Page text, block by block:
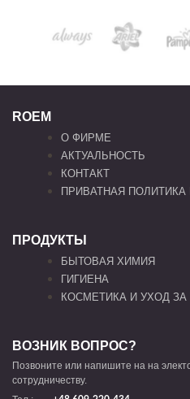
ROEM
О ФИРМЕ
АКТУАЛЬНОСТЬ
КОНТАКТ
ПРИВАТНАЯ ПОЛИТИКА
ПРОДУКТЫ
БЫТОВАЯ ХИМИЯ
ГИГИЕНА
КОСМЕТИКА И УХОД
ВОЗНИК ВОПРОС?
Позвоните или напишите на на
сотрудничеству.